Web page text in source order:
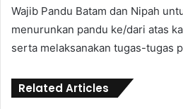
Wajib Pandu Batam dan Nipah
menurunkan pandu ke/dari atas
serta melaksanakan tugas-tugas
Related Articles